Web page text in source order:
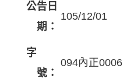
公告日
期：
105/12/01
字
號：
094內正0006